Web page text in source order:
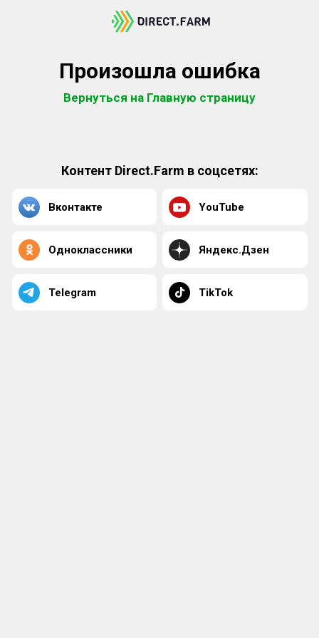
Произошла ошибка
Вернуться на Главную страницу
Контент Direct.Farm в соцсетях:
Вконтакте YouTube
Одноклассники Яндекс.Дзен
Telegram TikTok